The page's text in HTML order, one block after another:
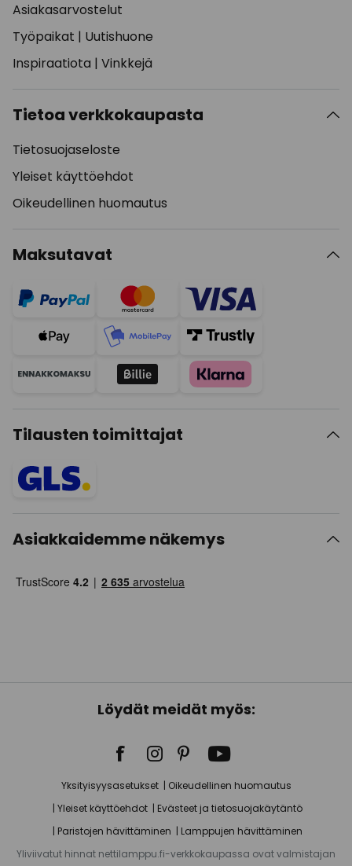
Asiakasarvostelut
Työpaikat | Uutishuone
Inspiraatiota | Vinkkejä
Tietoa verkkokaupasta
Tietosuojaseloste
Yleiset käyttöehdot
Oikeudellinen huomautus
Maksutavat
Tilausten toimittajat
Asiakkaidemme näkemys
Löydät meidät myös:
Yksityisyysasetukset
Oikeudellinen huomautus
Yleiset käyttöehdot
Evästeet ja tietosuojakäytäntö
Paristojen hävittäminen
Lamppujen hävittäminen
Yliviivatut hinnat nettilamppu.fi-verkkokaupassa ovat valmistajan